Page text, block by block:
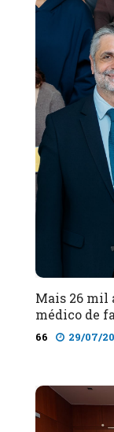
Mais 26 mil
médico de
66 29/07/